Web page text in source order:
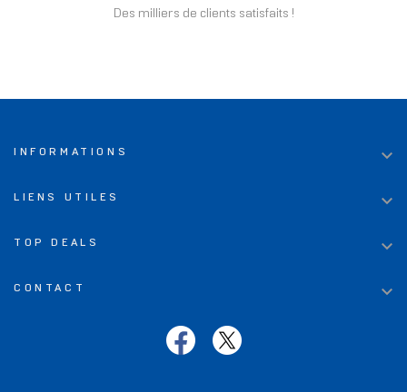
Des milliers de clients satisfaits !
INFORMATIONS 
LIENS UTILES 
TOP DEALS 
CONTACT 